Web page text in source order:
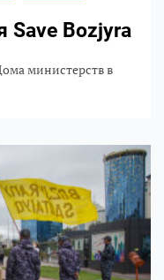
Save Bozjyra
министерств в